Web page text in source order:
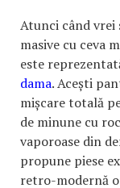
Atunci când
masive cu ceva
este
dama. Acești
mișcare totală
de minune cu
vaporoase din
propune piese
retro-modernă